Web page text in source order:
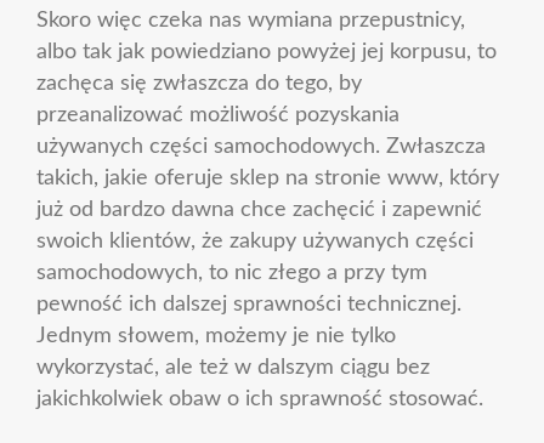
Skoro więc czeka nas wymiana przepustnicy,
albo tak jak powiedziano powyżej jej korpusu, to
zachęca się zwłaszcza do tego, by
przeanalizować możliwość pozyskania
używanych części samochodowych. Zwłaszcza
takich, jakie oferuje sklep na stronie www, który
już od bardzo dawna chce zachęcić i zapewnić
swoich klientów, że zakupy używanych części
samochodowych, to nic złego a przy tym
pewność ich dalszej sprawności technicznej.
Jednym słowem, możemy je nie tylko
wykorzystać, ale też w dalszym ciągu bez
jakichkolwiek obaw o ich sprawność stosować.